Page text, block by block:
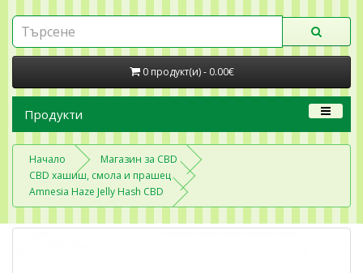
0 продукт(и) - 0.00€
Продукти
Начало
Магазин за CBD
CBD хашиш, смола и прашец
Amnesia Haze Jelly Hash CBD